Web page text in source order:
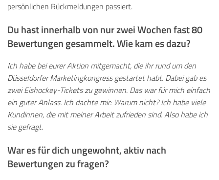
persönlichen Rückmeldungen passiert.
Du hast innerhalb von nur zwei Wochen fast 80
Bewertungen gesammelt. Wie kam es dazu?
Ich habe bei eurer Aktion mitgemacht, die ihr rund um den
Düsseldorfer Marketingkongress gestartet habt. Dabei gab es
zwei Eishockey-Tickets zu gewinnen. Das war für mich einfach
ein guter Anlass. Ich dachte mir: Warum nicht? Ich habe viele
Kundinnen, die mit meiner Arbeit zufrieden sind. Also habe ich
sie gefragt.
War es für dich ungewohnt, aktiv nach
Bewertungen zu fragen?